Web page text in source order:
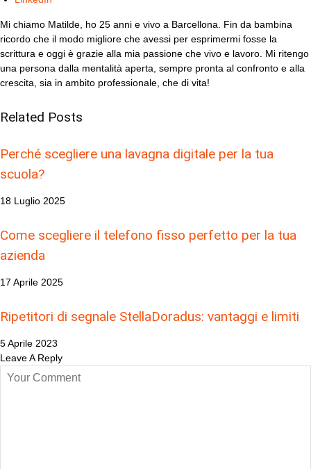
Mi chiamo Matilde, ho 25 anni e vivo a Barcellona. Fin da bambina
ricordo che il modo migliore che avessi per esprimermi fosse la
scrittura e oggi è grazie alla mia passione che vivo e lavoro. Mi ritengo
una persona dalla mentalità aperta, sempre pronta al confronto e alla
crescita, sia in ambito professionale, che di vita!
Related Posts
Perché scegliere una lavagna digitale per la tua
scuola?
18 Luglio 2025
Come scegliere il telefono fisso perfetto per la tua
azienda
17 Aprile 2025
Ripetitori di segnale StellaDoradus: vantaggi e limiti
5 Aprile 2023
Leave A Reply